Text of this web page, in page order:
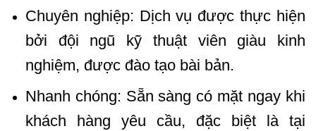
Chuyên nghiệp: Dịch vụ được thực hiện
bởi đội ngũ kỹ thuật viên giàu kinh
nghiệm, được đào tạo bài bản.
Nhanh chóng: Sẵn sàng có mặt ngay khi
khách hàng yêu cầu, đặc biệt là tại